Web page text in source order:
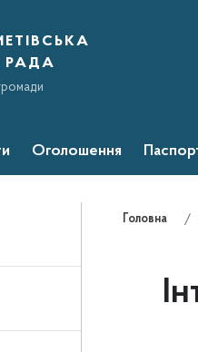
рада
Оголошення
Головна